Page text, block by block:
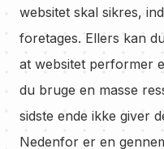
websitet skal sikres,
foretages. Ellers kan
at websitet performer
du bruge en masse
sidste ende ikke giver
Nedenfor er en